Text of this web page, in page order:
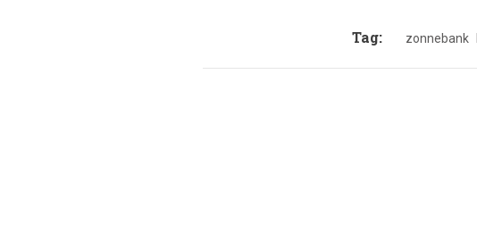
Tag: zonnebank